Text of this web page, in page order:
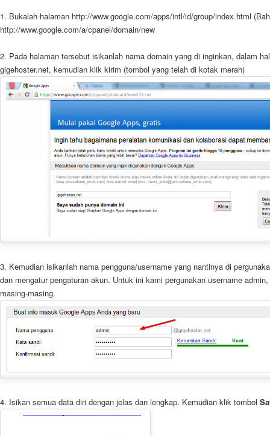
1. Bukalah halaman http://www.google.com/apps/intl/id/group/index.html
http://www.google.com/a/cpanel/domain/new
2. Pada halaman tersebut isikanlah nama domain yang di inginkan, dalam
gigehoster.net, kemudian klik kirim (tombol yang telah di kotak merah)
3. Kemudian isikanlah nama pengguna/username yang nantinya di
dan mengatur pengaturan akun. Untuk ini kami pergunakan username
masing-masing.
4. Isikan semua data diri dengan jelas dan lengkap. Kemudian klik tombol